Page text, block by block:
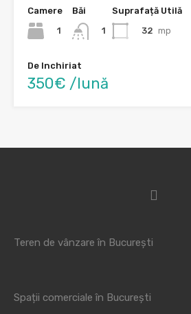
Camere
1
Băi
1
Suprafață Utilă
32 mp
De Inchiriat
350€ /lună
Teren de vânzare în București
Spații comerciale în București